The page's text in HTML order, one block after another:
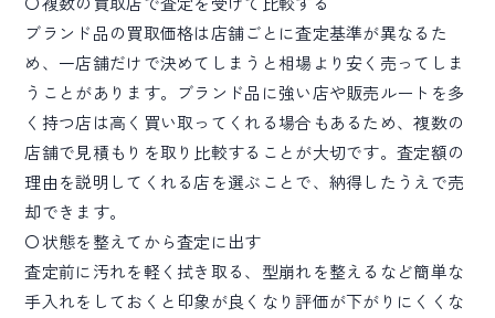
ブランド品の買取価格は店舗ごとに査定基準が異なるた
め、一店舗だけで決めてしまうと相場より安く売ってしま
うことがあります。ブランド品に強い店や販売ルートを多
く持つ店は高く買い取ってくれる場合もあるため、複数の
店舗で見積もりを取り比較することが大切です。査定額の
理由を説明してくれる店を選ぶことで、納得したうえで売
却できます。
〇状態を整えてから査定に出す
査定前に汚れを軽く拭き取る、型崩れを整えるなど簡単な
手入れをしておくと印象が良くなり評価が下がりにくくな